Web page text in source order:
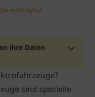
mehr Infos)
ihre Daten
sind spezielle